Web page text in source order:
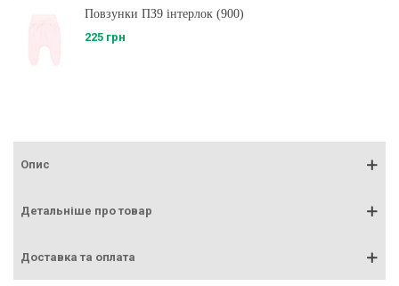
Повзунки ПЗ9 інтерлок (900)
225 грн
Опис
Детальніше про товар
Доставка та оплата